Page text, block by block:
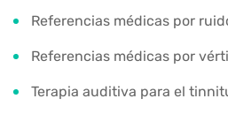
Referencias médicas por
Referencias médicas por
Terapia auditiva para el